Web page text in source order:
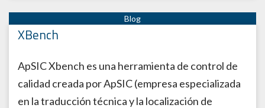
XBench
ApSIC Xbench es una herramienta de control de
calidad creada por ApSIC (empresa especializada
en la traducción técnica y la localización de